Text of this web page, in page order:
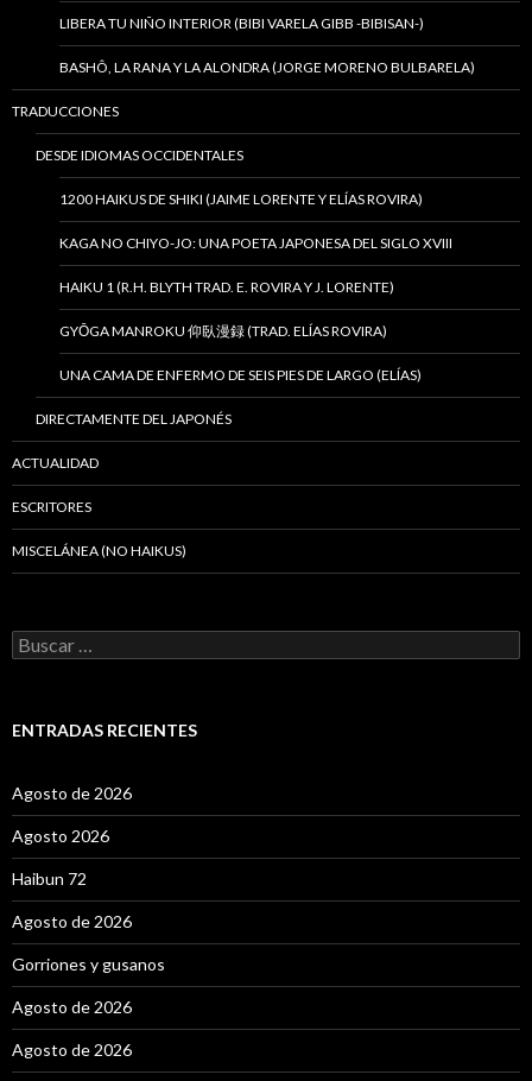
LIBERA TU NIÑO INTERIOR (BIBI VARELA GIBB -BIBISAN-)
BASHÔ, LA RANA Y LA ALONDRA (JORGE MORENO BULBARELA)
TRADUCCIONES
DESDE IDIOMAS OCCIDENTALES
1200 HAIKUS DE SHIKI (JAIME LORENTE Y ELÍAS ROVIRA)
KAGA NO CHIYO-JO: UNA POETA JAPONESA DEL SIGLO XVIII
HAIKU 1 (R.H. BLYTH TRAD. E. ROVIRA Y J. LORENTE)
GYŌGA MANROKU 仰臥漫録 (TRAD. ELÍAS ROVIRA)
UNA CAMA DE ENFERMO DE SEIS PIES DE LARGO (ELÍAS)
DIRECTAMENTE DEL JAPONÉS
ACTUALIDAD
ESCRITORES
MISCELÁNEA (NO HAIKUS)
B
u
a
ENTRADAS RECIENTES
Agosto de 2026
Agosto 2026
Haibun 72
Agosto de 2026
Gorriones y gusanos
Agosto de 2026
Agosto de 2026